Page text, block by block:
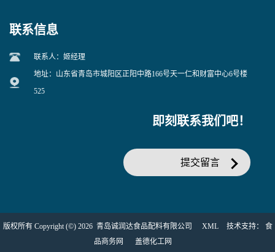
联系信息
联系人：姬经理
地址：山东省青岛市城阳区正阳中路166号天一仁和财富中心6号楼
525
即刻联系我们吧！
提交留言
版权所有 Copyright (©) 2026 青岛诚润达食品配料有限公司 XML 技术支持： 食
品商务网
盖德化工网